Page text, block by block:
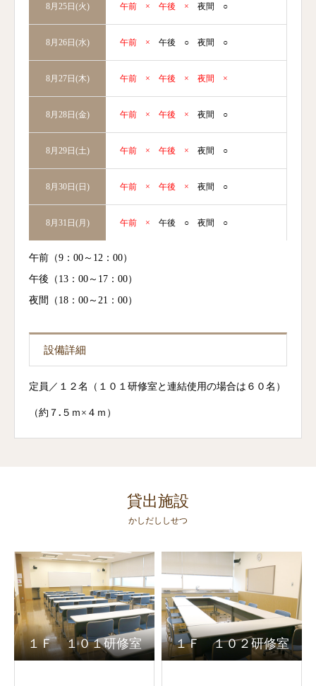
8月25日(火) 午前 × 午後 × 夜間 ○
8月26日(水) 午前 × 午後 ○ 夜間 ○
8月27日(木) 午前 × 午後 × 夜間 ×
8月28日(金) 午前 × 午後 × 夜間 ○
8月29日(土) 午前 × 午後 × 夜間 ○
8月30日(日) 午前 × 午後 × 夜間 ○
8月31日(月) 午前 × 午後 ○ 夜間 ○
午前（9：00～12：00）
午後（13：00～17：00）
夜間（18：00～21：00）
設備詳細
定員／１２名（１０１研修室と連結使用の場合は６０名）
（約７ . ５ｍ×４ｍ）
貸出施設
かしだししせつ
１Ｆ １０１研修室 １Ｆ １０２研修室